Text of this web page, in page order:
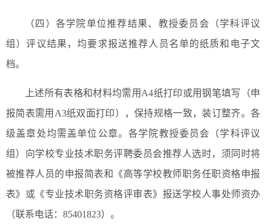
（四）各学院单位推荐结果、教授委员会（学科评议
组）评议结果，均要求报送推荐人员名单的纸质和电子文
档。
上述所有表格和材料均需用A4纸打印或用钢笔填写（申
报简表需用A3纸双面打印），保持规格一致，装订整齐。各
级盖章处均需盖单位公章。各学院教授委员会（学科评议
组）向学校专业技术职务评聘委员会推荐人选时，须同时将
被推荐人员的申报简表和《高等学校教师职务任职资格申报
表》或《专业技术职务资格评审表》报送学校人事处师资办
（联系电话：85401823）。